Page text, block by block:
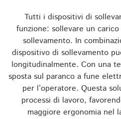
Tutti i dispositivi di
funzione: sollevare un
sollevamento. In
dispositivo di sollevamento
longitudinalmente. Con una
sposta sul paranco a fune
per l’operatore. Questa
processi di lavoro,
maggiore ergonomia nel